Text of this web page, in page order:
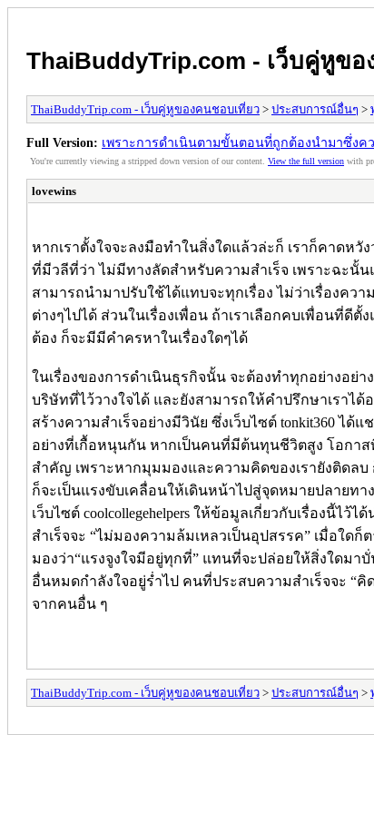
ThaiBuddyTrip.com - เว็บคู่หูขอ
ThaiBuddyTrip.com - เว็บคู่หูของคนชอบเที่ยว > ประสบการณ์อื่นๆ >
Full Version: เพราะการดำเนินตามขั้นตอนที่ถูกต้องนำมาซึ่งค
You're currently viewing a stripped down version of our content. View the full version with
lovewins
หากเราตั้งใจจะลงมือทำในสิ่งใดแล้วล่ะก็ เราก็คาดห
ที่มีวลีที่ว่า ไม่มีทางลัดสำหรับความสำเร็จ เพราะฉะนั้
สามารถนำมาปรับใช้ได้แทบจะทุกเรื่อง ไม่ว่าเรื่องคว
ต่างๆไปได้ ส่วนในเรื่องเพื่อน ถ้าเราเลือกคบเพื่อนที่
ต้อง ก็จะมีมีคำครหาในเรื่องใดๆได้
ในเรื่องของการดำเนินธุรกิจนั้น จะต้องทำทุกอย่างอย่
บริษัทที่ไว้วางใจได้ และยังสามารถให้คำปรึกษาเราไ
สร้างความสำเร็จอย่างมีวินัย ซึ่งเว็บไซต์ tonkit360 ไ
อย่างที่เกื้อหนุนกัน หากเป็นคนที่มีต้นทุนชีวิตสูง โอกา
สำคัญ เพราะหากมุมมองและความคิดของเรายังติดล
ก็จะเป็นแรงขับเคลื่อนให้เดินหน้าไปสู่จุดหมายปลาย
เว็บไซต์ coolcollegehelpers ให้ข้อมูลเกี่ยวกับเรื่องนี้
สำเร็จจะ “ไม่มองความล้มเหลวเป็นอุปสรรค” เมื่อใ
มองว่า“แรงจูงใจมีอยู่ทุกที่” แทนที่จะปล่อยให้สิ่งใดม
อื่นหมดกำลังใจอยู่ร่ำไป คนที่ประสบความสำเร็จจะ “
จากคนอื่น ๆ
ThaiBuddyTrip.com - เว็บคู่หูของคนชอบเที่ยว > ประสบการณ์อื่นๆ >